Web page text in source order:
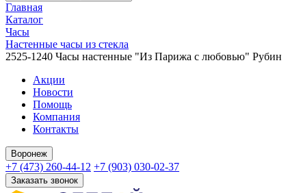
Главная
Каталог
Часы
Настенные часы из стекла
2525-1240 Часы настенные "Из Парижа с любовью" Рубин
Акции
Новости
Помощь
Компания
Контакты
Воронеж
+7 (473) 260-44-12 +7 (903) 030-02-37
Заказать звонок